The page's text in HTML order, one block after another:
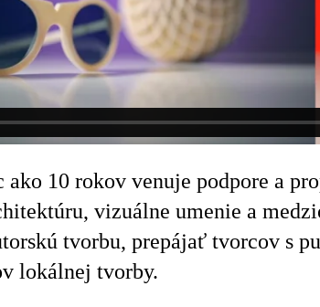
10 rokov venuje podpore a
vizuálne umenie a
tvorbu, prepájať tvorcov s
lokálnej tvorby.